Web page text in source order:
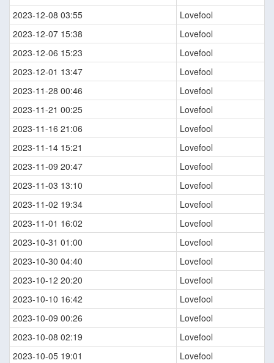
2023-12-08 03:55
Lovefool
2023-12-07 15:38
Lovefool
2023-12-06 15:23
Lovefool
2023-12-01 13:47
Lovefool
2023-11-28 00:46
Lovefool
2023-11-21 00:25
Lovefool
2023-11-16 21:06
Lovefool
2023-11-14 15:21
Lovefool
2023-11-09 20:47
Lovefool
2023-11-03 13:10
Lovefool
2023-11-02 19:34
Lovefool
2023-11-01 16:02
Lovefool
2023-10-31 01:00
Lovefool
2023-10-30 04:40
Lovefool
2023-10-12 20:20
Lovefool
2023-10-10 16:42
Lovefool
2023-10-09 00:26
Lovefool
2023-10-08 02:19
Lovefool
2023-10-05 19:01
Lovefool